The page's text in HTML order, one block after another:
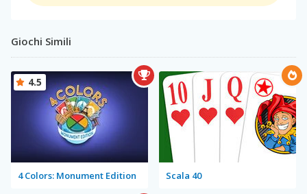
Giochi Simili
4 Colors: Monument Edition
4.5
Scala 40